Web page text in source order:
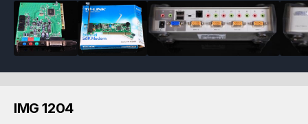
IMG 1204